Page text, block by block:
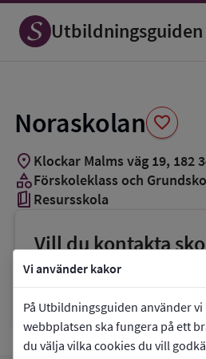
Vi använder kakor
På Utbildningsguiden använder
webbplatsen ska fungera på ett
du välja vilka cookies du vill
Utbildningsguiden
Noraskolan favorite
Spara
som
favorit
location_on Klockar Malms väg 19, 182
categoryFörskoleklass och
book_5 Resursskola
Vill du kontakta
phoneTelefon:08-56891472
E-post: